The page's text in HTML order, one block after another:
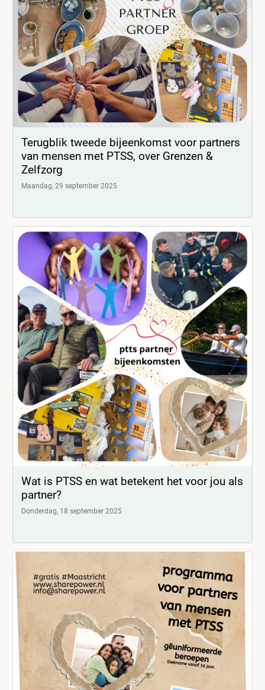
Terugblik tweede bijeenkomst voor partners
van mensen met PTSS, over Grenzen &
Zelfzorg
Maandag, 29 september 2025
Wat is PTSS en wat betekent het voor jou als
partner?
Donderdag, 18 september 2025